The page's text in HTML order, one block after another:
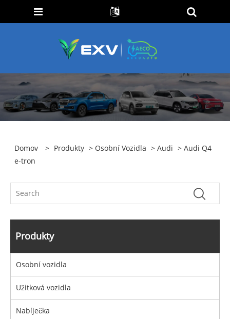
Domov > Produkty > Osobní Vozidla >Audi > Audi Q4
e-tron
Produkty
Osobní vozidla
Užitková vozidla
Nabíječka